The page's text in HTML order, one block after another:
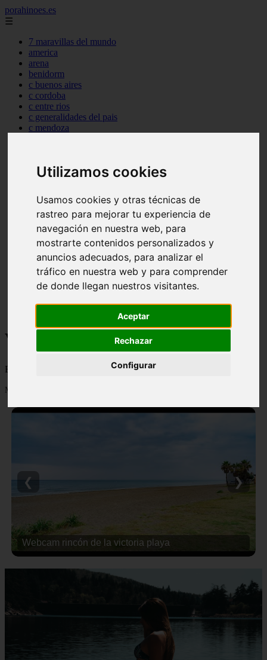
Utilizamos cookies
Usamos cookies y otras técnicas de
rastreo para mejorar tu experiencia de
navegación en nuestra web, para
mostrarte contenidos personalizados y
anuncios adecuados, para analizar el
tráfico en nuestra web y para comprender
de donde llegan nuestros visitantes.
Aceptar
Rechazar
Configurar
porahinoes.es
☰
7 maravillas del mundo
america
arena
benidorm
c buenos aires
c cordoba
c entre rios
c generalidades del pais
c mendoza
c santa fe
c zona austral
carmen
category
destinos
gijon
lanzarote
live
monumentos
naturaleza
Viajes y turismo
Blog sobre viajes y turismo, nacional e internacional, caro y barato
Mostrando 1 - 24 de 502 artículos
Webcam rincón de la victoria playa
❮ ❯